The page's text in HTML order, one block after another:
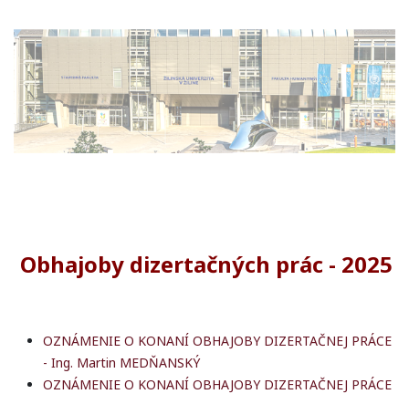
Obhajoby dizertačných prác - 2025
OZNÁMENIE O KONANÍ OBHAJOBY DIZERTAČNEJ PRÁCE
- Ing. Martin MEDŇANSKÝ
OZNÁMENIE O KONANÍ OBHAJOBY DIZERTAČNEJ PRÁCE